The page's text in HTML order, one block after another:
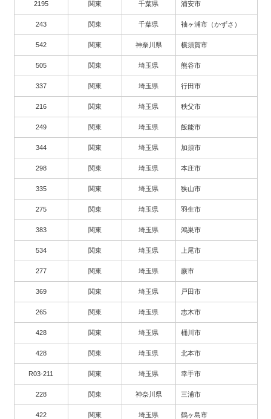
2195 関東 千葉県 浦安市
243 関東 千葉県 袖ヶ浦市（かずさ）
542 関東 神奈川県 横須賀市
505 関東 埼玉県 熊谷市
337 関東 埼玉県 行田市
216 関東 埼玉県 秩父市
249 関東 埼玉県 飯能市
344 関東 埼玉県 加須市
298 関東 埼玉県 本庄市
335 関東 埼玉県 狭山市
275 関東 埼玉県 羽生市
383 関東 埼玉県 鴻巣市
534 関東 埼玉県 上尾市
277 関東 埼玉県 蕨市
369 関東 埼玉県 戸田市
265 関東 埼玉県 志木市
428 関東 埼玉県 桶川市
428 関東 埼玉県 北本市
R03-211 関東 埼玉県 幸手市
228 関東 神奈川県 三浦市
422 関東 埼玉県 鶴ヶ島市